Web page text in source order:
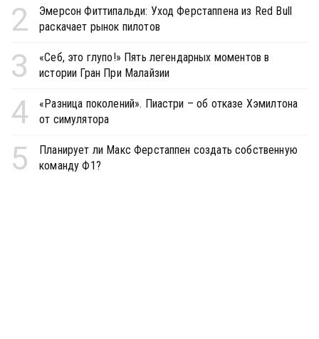
2
Эмерсон Фиттипальди: Уход Ферстаппена из Red Bull
раскачает рынок пилотов
3
«Себ, это глупо!» Пять легендарных моментов в
истории Гран При Малайзии
4
«Разница поколений». Пиастри – об отказе Хэмилтона
от симулятора
5
Планирует ли Макс Ферстаппен создать собственную
команду Ф1?